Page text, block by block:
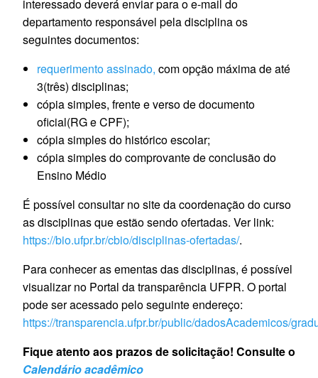
interessado deverá enviar para o e-mail do
departamento responsável pela disciplina os
seguintes documentos:
requerimento assinado, com opção máxima de até
3(três) disciplinas;
cópia simples, frente e verso de documento
oficial(RG e CPF);
cópia simples do histórico escolar;
cópia simples do comprovante de conclusão do
Ensino Médio
É possível consultar no site da coordenação do curso
as disciplinas que estão sendo ofertadas. Ver link:
https://bio.ufpr.br/cbio/disciplinas-ofertadas/.
Para conhecer as ementas das disciplinas, é possível
visualizar no Portal da transparência UFPR. O portal
pode ser acessado pelo seguinte endereço:
https://transparencia.ufpr.br/public/dadosAcademicos/
Fique atento aos prazos de solicitação! Consulte o
Calendário acadêmico